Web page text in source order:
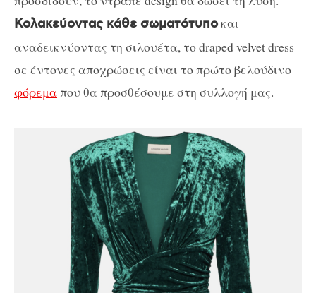
Κολακεύοντας κάθε σωματότυποκαι
αναδεικνύοντας τη σιλουέτα, το draped velvet dress
σε έντονες αποχρώσεις είναι το πρώτο βελούδινο
φόρεμαπου θα προσθέσουμε στη συλλογή μας.